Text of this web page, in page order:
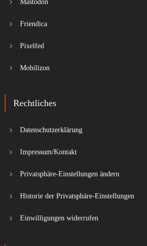
Mastodon
Friendica
Pixelfed
Mobilizon
Rechtliches
Datenschutzerklärung
Impressum/Kontakt
Privatsphäre-Einstellungen ändern
Historie der Privatsphäre-Einstellungen
Einwilligungen widerrufen